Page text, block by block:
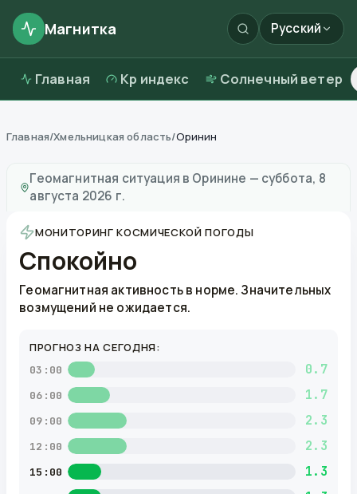
Магнитка Русский
Главная Kp индекс Солнечный ветер
Главная/Хмельницкая область/Оринин
Геомагнитная ситуация в Оринине — суббота, 8
августа 2026 г.
МОНИТОРИНГ КОСМИЧЕСКОЙ ПОГОДЫ
Спокойно
Геомагнитная активность в норме. Значительных
возмущений не ожидается.
ПРОГНОЗ НА СЕГОДНЯ:
03:00 0.7
06:00 1.7
09:00 2.3
12:00 2.3
15:00 1.3